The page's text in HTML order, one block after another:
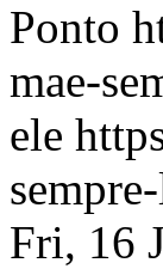
Ponto
mae-
ele
Fri, 16